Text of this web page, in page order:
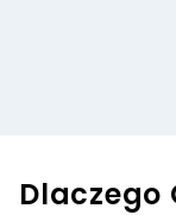
Dlaczego